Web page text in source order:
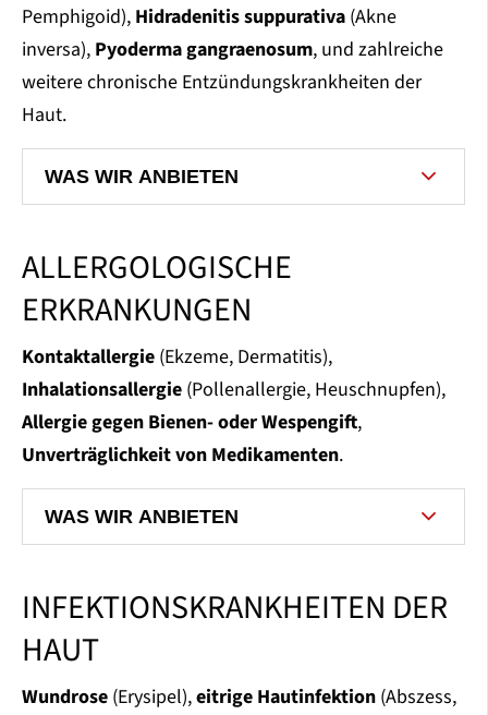
Pemphigoid), Hidradenitis suppurativa (Akne
inversa), Pyoderma gangraenosum, und zahlreiche
weitere chronische Entzündungskrankheiten der
Haut.
WAS WIR ANBIETEN
ALLERGOLOGISCHE
ERKRANKUNGEN
Kontaktallergie (Ekzeme, Dermatitis),
Inhalationsallergie (Pollenallergie, Heuschnupfen),
Allergie gegen Bienen- oder Wespengift,
Unverträglichkeit von Medikamenten.
WAS WIR ANBIETEN
INFEKTIONSKRANKHEITEN DER
HAUT
Wundrose (Erysipel),eitrige Hautinfektion (Abszess,